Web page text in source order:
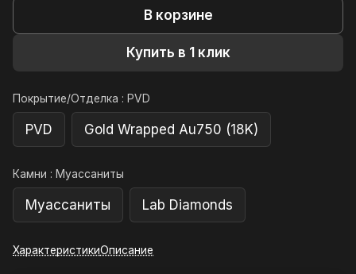
В корзине
Купить в 1 клик
Покрытие/Отделка : PVD
PVD Gold Wrapped Au750 (18K)
Камни : Муассаниты
Муассаниты Lab Diamonds
ХарактеристикиОписание